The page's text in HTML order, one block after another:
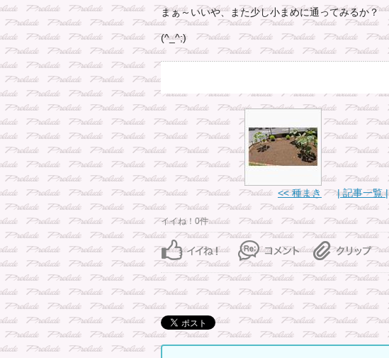
まぁ～いいや、また少し小まめに通ってみるか？
(^_^;)
<< 種まき | 記事一覧 |
イイね！0件